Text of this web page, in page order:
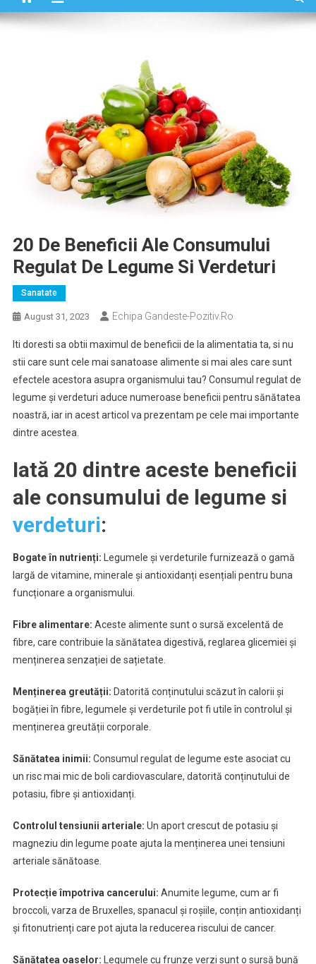
20 De Beneficii Ale Consumului
Regulat De Legume Si Verdeturi
Sanatate
August 31, 2023 Echipa Gandeste-Pozitiv.ro
Iti doresti sa obtii maximul de beneficii de la alimentatia ta, si nu
stii care sunt cele mai sanatoase alimente si mai ales care sunt
efectele acestora asupra organismului tau? Consumul regulat de
legume și verdeturi aduce numeroase beneficii pentru sănătatea
noastră, iar in acest articol va prezentam pe cele mai importante
dintre acestea.
Iată 20 dintre aceste beneficii
ale consumului de legume si
verdeturi:
Bogate în nutrienți: Legumele și verdeturile furnizează o gamă
largă de vitamine, minerale și antioxidanți esențiali pentru buna
funcționare a organismului.
Fibre alimentare: Aceste alimente sunt o sursă excelentă de
fibre, care contribuie la sănătatea digestivă, reglarea glicemiei și
menținerea senzației de sațietate.
Menținerea greutății: Datorită conținutului scăzut în calorii și
bogăției în fibre, legumele și verdeturile pot fi utile în controlul și
menținerea greutății corporale.
Sănătatea inimii: Consumul regulat de legume este asociat cu
un risc mai mic de boli cardiovasculare, datorită conținutului de
potasiu, fibre și antioxidanți.
Controlul tensiunii arteriale: Un aport crescut de potasiu și
magneziu din legume poate ajuta la menținerea unei tensiuni
arteriale sănătoase.
Protecție împotriva cancerului: Anumite legume, cum ar fi
broccoli, varza de Bruxelles, spanacul și roșiile, conțin antioxidanți
și fitonutrienți care pot ajuta la reducerea riscului de cancer.
Sănătatea oaselor: Legumele cu frunze verzi sunt o sursă bună